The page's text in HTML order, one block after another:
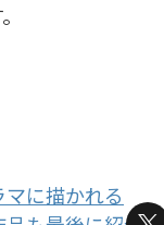
に描かれる